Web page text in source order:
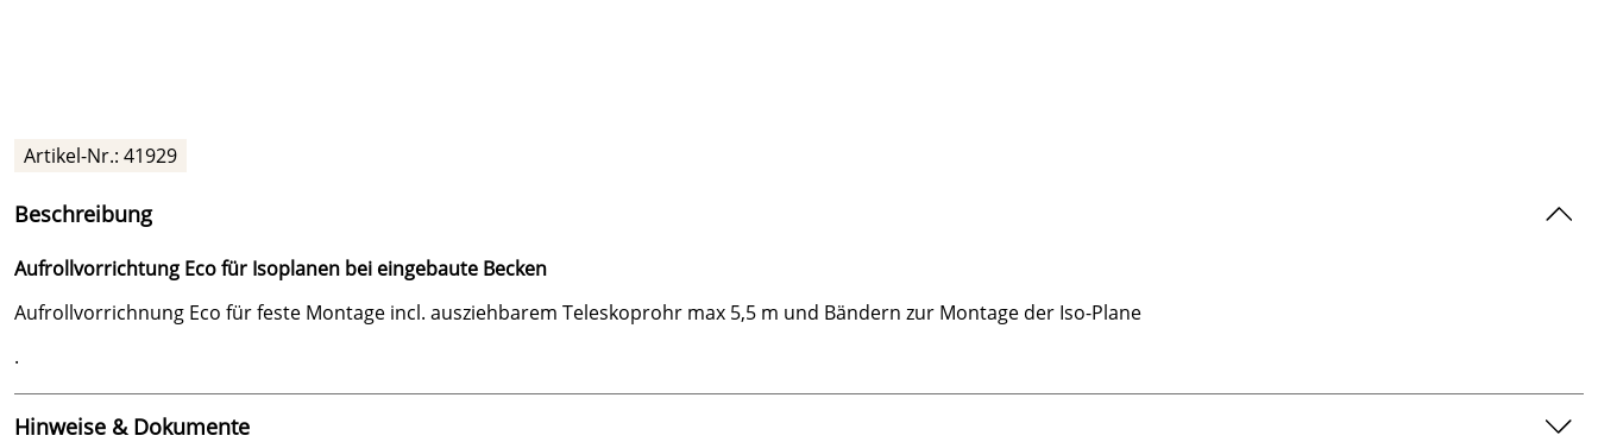
Artikel-Nr.: 41929
Beschreibung
Aufrollvorrichtung Eco für Isoplanen bei eingebaute Becken
Aufrollvorrichnung Eco für feste Montage incl. ausziehbarem Teleskoprohr max 5,5 m und Bändern zur Montage der Iso-Plane
.
Hinweise & Dokumente